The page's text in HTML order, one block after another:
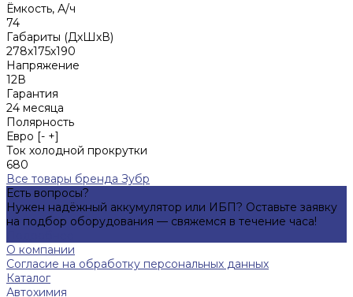
Ёмкость, А/ч
74
Габариты (ДхШхВ)
278х175х190
Напряжение
12В
Гарантия
24 месяца
Полярность
Евро [- +]
Ток холодной прокрутки
680
Все товары бренда Зубр
Есть вопросы?
Нужен надёжный аккумулятор или ИБП? Оставьте заявку
на подбор оборудования — свяжемся в течение часа!
О компании
Согласие на обработку персональных данных
Каталог
Автохимия